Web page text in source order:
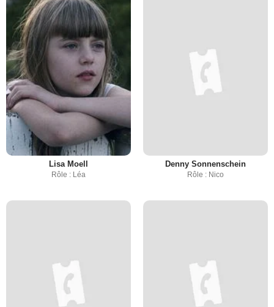
Lisa Moell
Rôle : Léa
Denny Sonnenschein
Rôle : Nico